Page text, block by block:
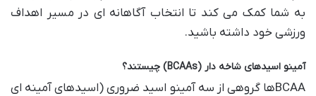
به شما کمک می کند تا انتخاب آگاهانه ای در مسیر اهداف
ورزشی خود داشته باشید.
آمینو اسیدهای شاخه دار (BCAAs) چیستند؟
BCAAها گروهی از سه آمینو اسید ضروری (اسیدهای آمینه ای